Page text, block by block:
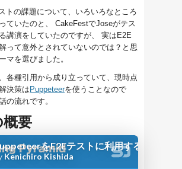
トの課題について、いろいろなところ
ていたのと、 CakeFestでJoseがテス
講演をしていたのですが、 実はE2E
って意外とされていないのでは？と思
マを選びました。
各種引用から成り立っていて、現時点
決策は Puppeteerを使うことなので
の流れです。
要